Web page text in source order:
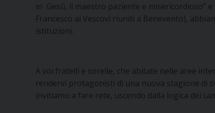
in Gesù, il maestro paziente e misericordioso”
Francesco ai Vescovi riuniti a Benevento),
istituzioni.
A voi fratelli e sorelle, che abitate nelle aree
rendervi protagonisti di una nuova stagione di
invitiamo a fare rete, uscendo dalla logica dei